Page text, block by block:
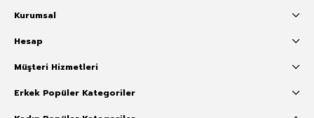
Kurumsal
Hesap
Müşteri Hizmetleri
Erkek Popüler Kategoriler